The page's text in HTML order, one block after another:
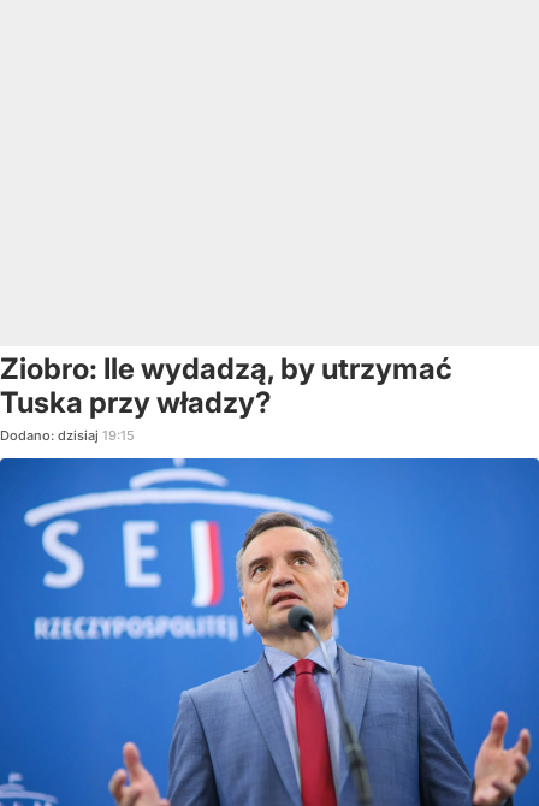
Ziobro: Ile wydadzą, by utrzymać
Tuska przy władzy?
Dodano: dzisiaj 19:15